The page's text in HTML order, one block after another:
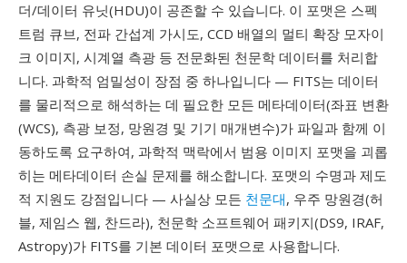
더/데이터 유닛(HDU)이 공존할 수 있습니다. 이 포맷은 스펙
트럼 큐브, 전파 간섭계 가시도, CCD 배열의 멀티 확장 모자이
크 이미지, 시계열 측광 등 전문화된 천문학 데이터를 처리합
니다. 과학적 엄밀성이 장점 중 하나입니다 — FITS는 데이터
를 물리적으로 해석하는 데 필요한 모든 메타데이터(좌표 변환
(WCS), 측광 보정, 망원경 및 기기 매개변수)가 파일과 함께 이
동하도록 요구하여, 과학적 맥락에서 범용 이미지 포맷을 괴롭
히는 메타데이터 손실 문제를 해소합니다. 포맷의 수명과 제도
적 지원도 강점입니다 — 사실상 모든 천문대, 우주 망원경(허
블, 제임스 웹, 찬드라), 천문학 소프트웨어 패키지(DS9, IRAF,
Astropy)가 FITS를 기본 데이터 포맷으로 사용합니다.